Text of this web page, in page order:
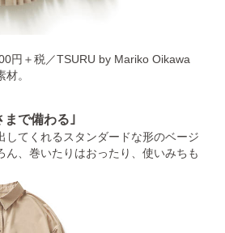
円＋税／TSURU by Mariko Oikawa
。
まで備わる｣
してくれるスタンダードな形のベージ
ん、巻いたりはおったり、使いみちも